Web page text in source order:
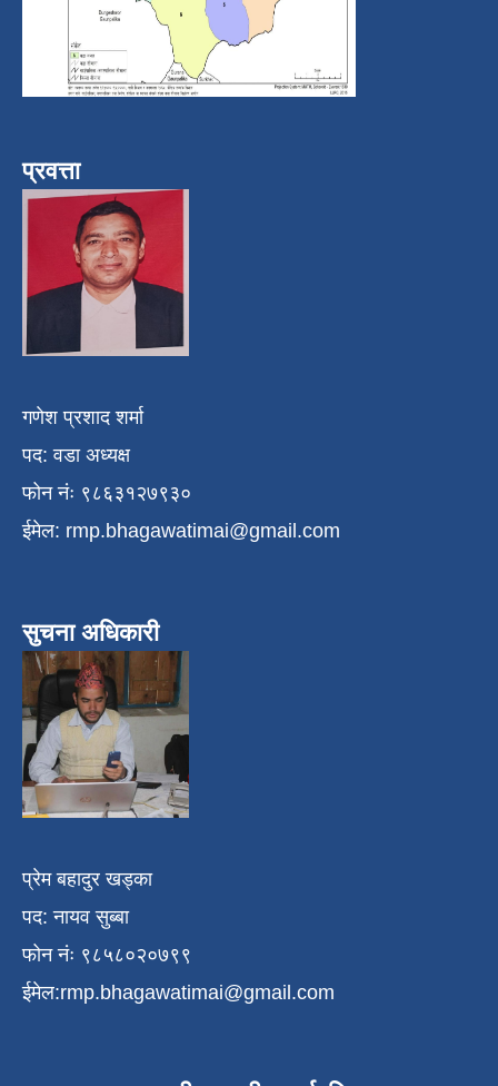
प्रवत्ता
गणेश प्रशाद शर्मा
पद: वडा अध्यक्ष
फोन नंः ९८६३१२७९३०
ईमेल: rmp.bhagawatimai@gmail.com
सुचना अधिकारी
प्रेम बहादुर खड्का
पद: नायव सुब्बा
फोन नंः ९८५८०२०७९९
ईमेल:rmp.bhagawatimai@gmail.com